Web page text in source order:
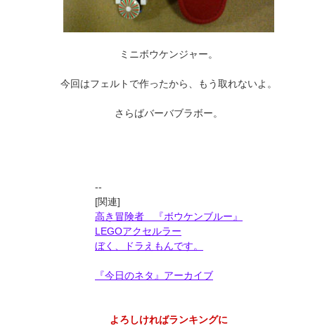
ミニボウケンジャー。
今回はフェルトで作ったから、もう取れないよ。
さらばバーバブラボー。
--
[関連]
高き冒険者 『ボウケンブルー』
LEGOアクセルラー
ぼく、ドラえもんです。
『今日のネタ』アーカイブ
よろしければランキングに